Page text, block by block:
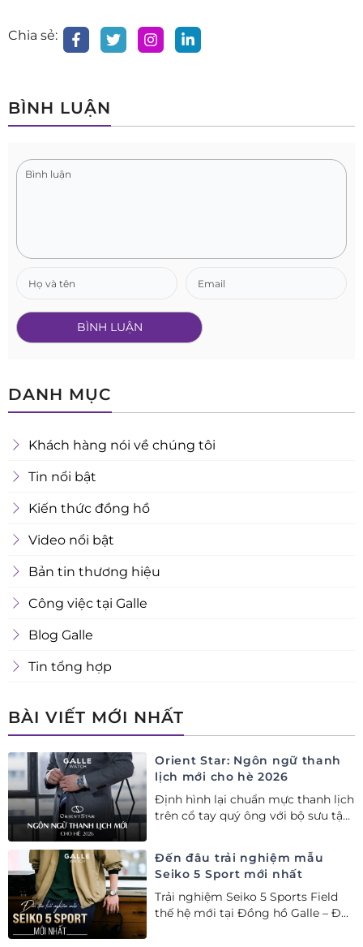
Chia sẻ:
BÌNH LUẬN
DANH MỤC
Khách hàng nói về chúng tôi
Tin nổi bật
Kiến thức đồng hồ
Video nổi bật
Bản tin thương hiệu
Công việc tại Galle
Blog Galle
Tin tổng hợp
BÀI VIẾT MỚI NHẤT
Orient Star: Ngôn ngữ thanh
lịch mới cho hè 2026
Định hình lại chuẩn mực thanh lịch
trên cổ tay quý ông với bộ sưu tập
Đến đâu trải nghiệm mẫu
Seiko 5 Sport mới nhất
Trải nghiệm Seiko 5 Sports Field
thế hệ mới tại Đồng hồ Galle – Đại